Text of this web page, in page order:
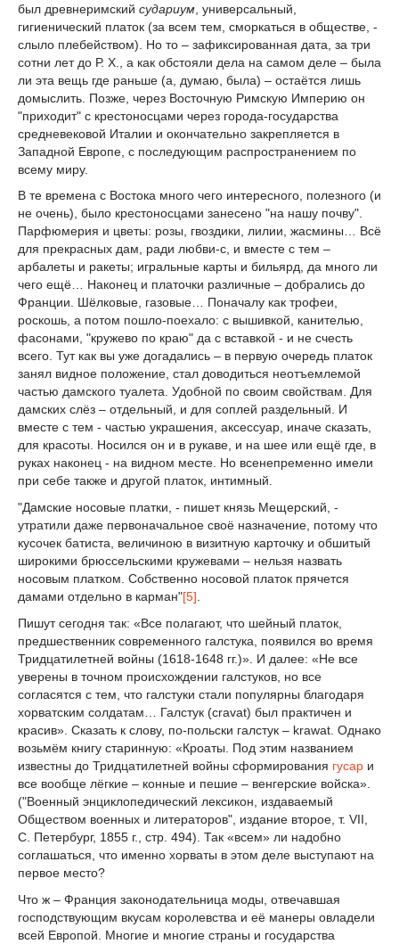
был древнеримский судариум , универсальный,
гигиенический платок (за всем тем, сморкаться в обществе, -
слыло плебейством). Но то – зафиксированная дата, за три
сотни лет до Р. Х., а как обстояли дела на самом деле – была
ли эта вещь где раньше (а, думаю, была) – остаётся лишь
домыслить. Позже, через Восточную Римскую Империю он
"приходит" с крестоносцами через города-государства
средневековой Италии и окончательно закрепляется в
Западной Европе, с последующим распространением по
всему миру.
В те времена с Востока много чего интересного, полезного (и
не очень), было крестоносцами занесено "на нашу почву".
Парфюмерия и цветы: розы, гвоздики, лилии, жасмины… Всё
для прекрасных дам, ради любви-с, и вместе с тем –
арбалеты и ракеты; игральные карты и бильярд, да много ли
чего ещё… Наконец и платочки различные – добрались до
Франции. Шёлковые, газовые… Поначалу как трофеи,
роскошь, а потом пошло-поехало: с вышивкой, канителью,
фасонами, "кружево по краю" да с вставкой - и не счесть
всего. Тут как вы уже догадались – в первую очередь платок
занял видное положение, стал доводиться неотъемлемой
частью дамского туалета. Удобной по своим свойствам. Для
дамских слёз – отдельный, и для соплей раздельный. И
вместе с тем - частью украшения, аксессуар, иначе сказать,
для красоты. Носился он и в рукаве, и на шее или ещё где, в
руках наконец - на видном месте. Но всенепременно имели
при себе также и другой платок, интимный.
"Дамские носовые платки, - пишет князь Мещерский, -
утратили даже первоначальное своё назначение, потому что
кусочек батиста, величиною в визитную карточку и обшитый
широкими брюссельскими кружевами – нельзя назвать
носовым платком. Собственно носовой платок прячется
дамами отдельно в карман"[5]
Пишут сегодня так: «Все полагают, что шейный платок,
предшественник современного галстука, появился во время
Тридцатилетней войны (1618-1648 гг.)». И далее: «Не все
уверены в точном происхождении галстуков, но все
согласятся с тем, что галстуки стали популярны благодаря
хорватским солдатам… Галстук (cravat) был практичен и
красив». Сказать к слову, по-польски галстук – krawat. Однако
возьмём книгу старинную: «Кроаты. Под этим названием
известны до Тридцатилетней войны сформирования гусар и
все вообще лёгкие – конные и пешие – венгерские войска».
("Военный энциклопедический лексикон, издаваемый
Обществом военных и литераторов", издание второе, т. VII,
С. Петербург, 1855 г., стр. 494). Так «всем» ли надобно
соглашаться, что именно хорваты в этом деле выступают на
первое место?
Что ж – Франция законодательница моды, отвечавшая
господствующим вкусам королевства и её манеры овладели
всей Европой. Многие и многие страны и государства